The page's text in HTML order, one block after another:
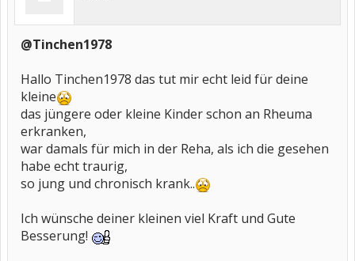
@Tinchen1978
Hallo Tinchen1978 das tut mir echt leid für deine
kleine
das jüngere oder kleine Kinder schon an Rheuma
erkranken,
war damals für mich in der Reha, als ich die gesehen
habe echt traurig,
so jung und chronisch krank..
Ich wünsche deiner kleinen viel Kraft und Gute
Besserung!